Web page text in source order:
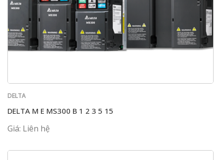
DELTA
DELTA M E MS300 B 1 2 3 5 15
Giá: Liên hệ